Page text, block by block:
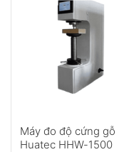
Máy đo độ cứng gỗ
Huatec HHW-1500